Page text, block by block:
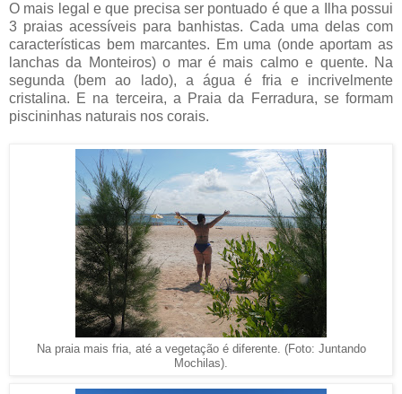
O mais legal e que precisa ser pontuado é que a Ilha possui
3 praias acessíveis para banhistas. Cada uma delas com
características bem marcantes. Em uma (onde aportam as
lanchas da Monteiros) o mar é mais calmo e quente. Na
segunda (bem ao lado), a água é fria e incrivelmente
cristalina. E na terceira, a Praia da Ferradura, se formam
piscininhas naturais nos corais.
Na praia mais fria, até a vegetação é diferente. (Foto: Juntando
Mochilas).